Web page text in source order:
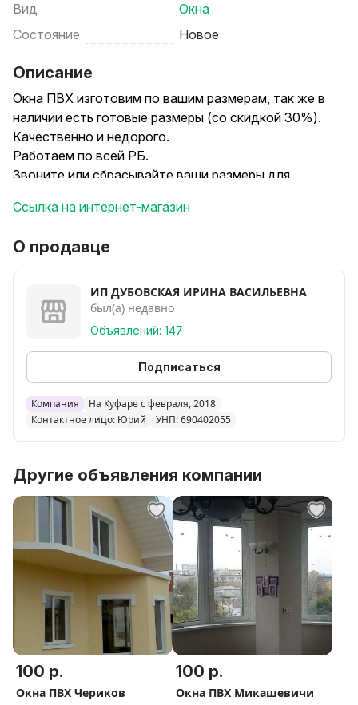
Вид
Окна
Состояние
Новое
Описание
Окна ПВХ изготовим по вашим размерам, так же в
наличии есть готовые размеры (со скидкой 30%).
Качественно и недорого.
Работаем по всей РБ.
Звоните или сбрасывайте ваши размеры для
Ссылка на интернет-магазин
О продавце
ИП ДУБОВСКАЯ ИРИНА ВАСИЛЬЕВНА
был(а) недавно
Объявлений: 147
Подписаться
Компания
На Куфаре с февраля, 2018
Контактное лицо: Юрий
УНП: 690402055
Другие объявления компании
100 р.
Окна ПВХ Чериков
100 р.
Окна ПВХ Микашевичи